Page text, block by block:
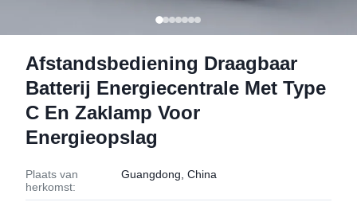
Afstandsbediening Draagbaar
Batterij Energiecentrale Met Type
C En Zaklamp Voor
Energieopslag
Plaats van
herkomst:
Guangdong, China